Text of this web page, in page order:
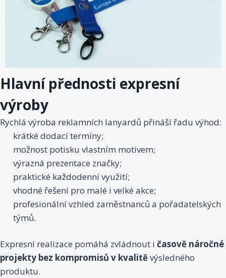
Hlavní přednosti expresní
výroby
Rychlá výroba reklamních lanyardů přináší řadu výhod:
krátké dodací termíny;
možnost potisku vlastním motivem;
výrazná prezentace značky;
praktické každodenní využití;
vhodné řešení pro malé i velké akce;
profesionální vzhled zaměstnanců a pořadatelských
týmů.
Expresní realizace pomáhá zvládnout i časově náročné
projekty bez kompromisů v kvalitěvýsledného
produktu.